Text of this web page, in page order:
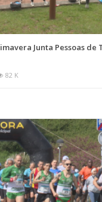
Junta Pessoas de
82 K